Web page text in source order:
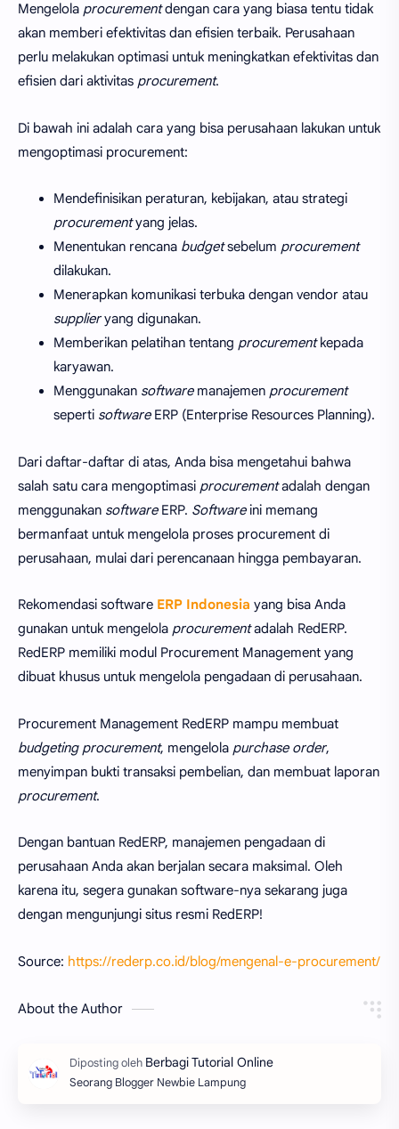
Mengelola procurementdengan cara yang biasa tentu tidak
akan memberi efektivitas dan efisien terbaik. Perusahaan
perlu melakukan optimasi untuk meningkatkan efektivitas dan
efisien dari aktivitas procurement.
Di bawah ini adalah cara yang bisa perusahaan lakukan untuk
mengoptimasi procurement:
Mendefinisikan peraturan, kebijakan, atau strategi
procurementyang jelas.
Menentukan rencana budgetsebelum procurement
dilakukan.
Menerapkan komunikasi terbuka dengan vendor atau
supplieryang digunakan.
Memberikan pelatihan tentang procurementkepada
karyawan.
Menggunakan softwaremanajemen procurement
seperti softwareERP (Enterprise Resources Planning).
Dari daftar-daftar di atas, Anda bisa mengetahui bahwa
salah satu cara mengoptimasi procurementadalah dengan
menggunakan softwareERP. Softwareini memang
bermanfaat untuk mengelola proses procurement di
perusahaan, mulai dari perencanaan hingga pembayaran.
Rekomendasi software ERP Indonesia yang bisa Anda
gunakan untuk mengelola procurementadalah RedERP.
RedERP memiliki modul Procurement Management yang
dibuat khusus untuk mengelola pengadaan di perusahaan.
Procurement Management RedERP mampu membuat
budgeting procurement, mengelola purchase order,
menyimpan bukti transaksi pembelian, dan membuat laporan
procurement.
Dengan bantuan RedERP, manajemen pengadaan di
perusahaan Anda akan berjalan secara maksimal. Oleh
karena itu, segera gunakan software-nya sekarang juga
dengan mengunjungi situs resmi RedERP!
Source: https://rederp.co.id/blog/mengenal-e-procurement/
About the Author
Seorang Blogger Newbie Lampung